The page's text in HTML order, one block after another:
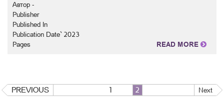
Автор -
Publisher
Published In
Publication Date` 2023
Pages
READ MORE
PREVIOUS 1 2 Next